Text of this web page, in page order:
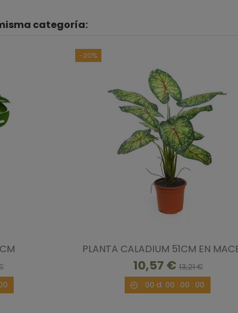
categoría:
-20%
PLANTA CALADIUM 51CM EN
10,57 €13,21 €
00 d. 00 : 00 : 00